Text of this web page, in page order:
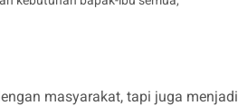
masyarakat, tapi juga menjadi